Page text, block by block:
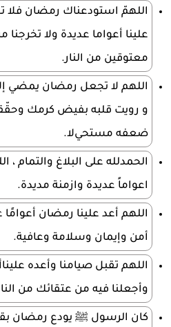
اللهمّ استودعناك رمضان فلا
علينا أعواما عديدة ولا
معتوقين من النار.
اللهم لا تجعل رمضان يمضي
و رويت قلبه بفيض كرمك
ضعفه مستحيﻻ.
الحمدلله على البلاغ والتمام ،
اعواماً عديدة وازمنة مديدة.
اللهم أعد علينا رمضان
أمن وإيمان وسلامة وعافية.
اللهم تقبل صيامنا وأعده
وأجعلنا فيه من عتقائك من
كان الرسول ﷺ يودع رمضان